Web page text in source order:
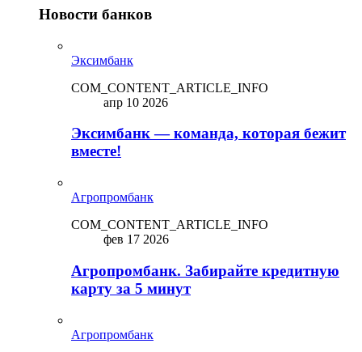
Новости банков
Эксимбанк
COM_CONTENT_ARTICLE_INFO
апр 10 2026
Эксимбанк — команда, которая бежит
вместе!
Агропромбанк
COM_CONTENT_ARTICLE_INFO
фев 17 2026
Агропромбанк. Забирайте кредитную
карту за 5 минут
Агропромбанк